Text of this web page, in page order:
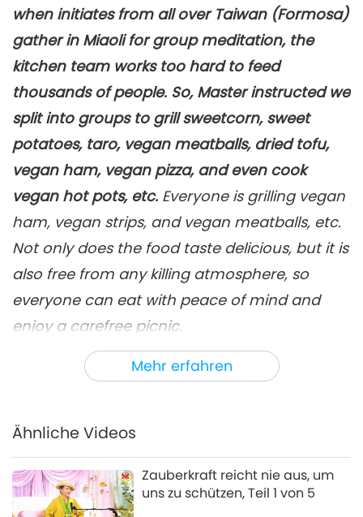
5
Der Unterschied zwischen
Transformationsformen und
Astralkörpern, Teil 5 von 10
Zwischen Meisterin und Schülern
6
36:26
Der Unterschied zwischen
Transformationsformen und
Astralkörpern, Teil 6 von 10
Zwischen Meisterin und Schülern 2026-04-03 4385 Views
7
33:25
Der Unterschied zwischen
Transformationsformen und
Astralkörpern, Teil 7 von 10
Zwischen Meisterin und Schülern
Der Unterschied zwischen
Transformationsformen und
Zwischen Meisterin und Schülern
9
Der Unterschied zwischen
Transformationsformen und
Mehr erfahren
when initiates from all over Taiwan (Formosa)
gather in Miaoli for group meditation, the
kitchen team works too hard to feed
thousands of people. So, Master instructed we
split into groups to grill sweetcorn, sweet
potatoes, taro, vegan meatballs, dried tofu,
vegan ham, vegan pizza, and even cook
vegan hot pots, etc. Everyone is grilling vegan
ham, vegan strips, and vegan meatballs, etc.
Not only does the food taste delicious, but it is
also free from any killing atmosphere, so
everyone can eat with peace of mind and
enjoy a carefree picnic.
This Sunday’s recipe is “Baked vegan pizza.”
Here’s how to make it:
1. Slice the vegan ham and grill it until it’s
2. Take some toast or French, baguette, slice
them diagonally and spread some tomato
Ähnliche Videos
Zauberkraft reicht nie aus, um
uns zu schützen, Teil 1 von 5